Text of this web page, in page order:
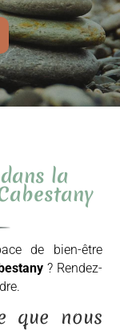
la
de bien-être
? Rendez-
que nous